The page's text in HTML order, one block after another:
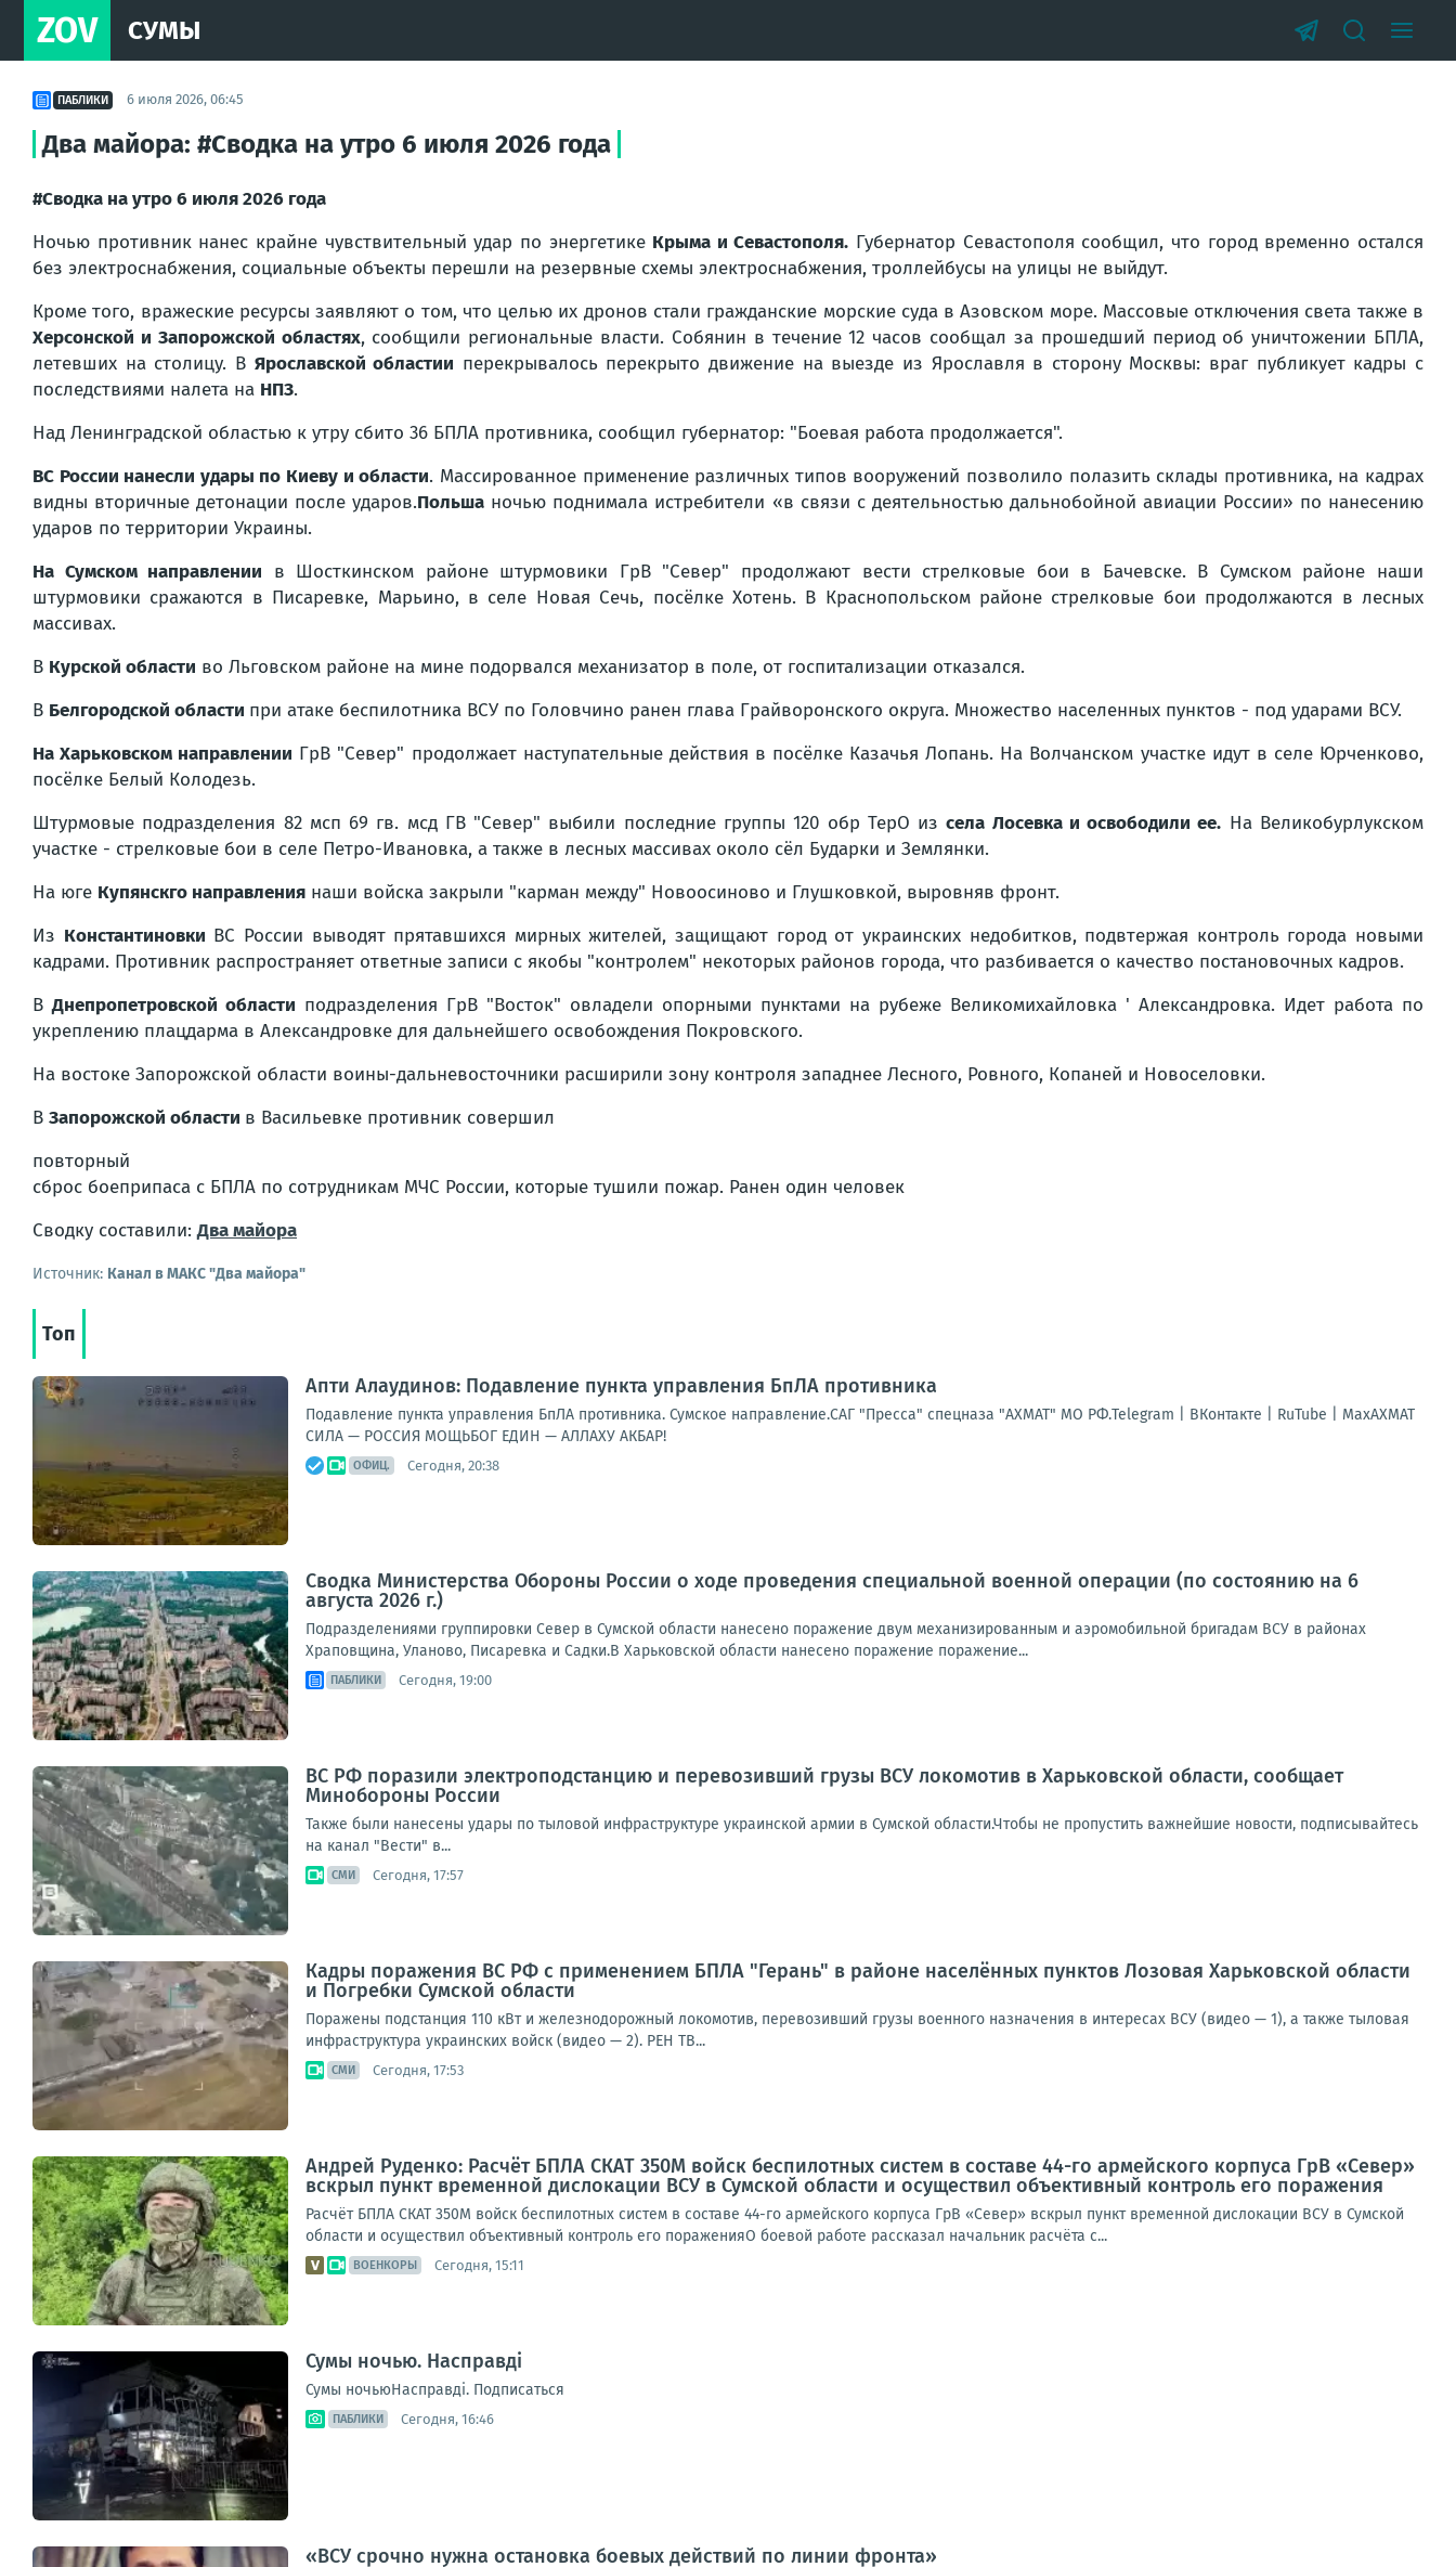
ZOV СУМЫ
ПАБЛИКИ 6 июля 2026, 06:45
Два майора: #Сводка на утро 6 июля 2026 года
#Сводка на утро 6 июля 2026 года
Ночью противник нанес крайне чувствительный удар по энергетике Крыма и Севастополя. Губернатор Севастополя сообщил, что город временно остался
без электроснабжения, социальные объекты перешли на резервные схемы электроснабжения, троллейбусы на улицы не выйдут.
Кроме того, вражеские ресурсы заявляют о том, что целью их дронов стали гражданские морские суда в Азовском море. Массовые отключения света также в
Херсонской и Запорожской областях, сообщили региональные власти. Собянин в течение 12 часов сообщал за прошедший период об уничтожении БПЛА,
летевших на столицу. В Ярославской областии перекрывалось перекрыто движение на выезде из Ярославля в сторону Москвы: враг публикует кадры с
последствиями налета на НПЗ.
Над Ленинградской областью к утру сбито 36 БПЛА противника, сообщил губернатор: "Боевая работа продолжается".
ВС России нанесли удары по Киеву и области. Массированное применение различных типов вооружений позволило полазить склады противника, на кадрах
видны вторичные детонации после ударов.Польша ночью поднимала истребители «в связи с деятельностью дальнобойной авиации России» по нанесению
ударов по территории Украины.
На Сумском направлении в Шосткинском районе штурмовики ГрВ "Север" продолжают вести стрелковые бои в Бачевске. В Сумском районе наши
штурмовики сражаются в Писаревке, Марьино, в селе Новая Сечь, посёлке Хотень. В Краснопольском районе стрелковые бои продолжаются в лесных
массивах.
В Курской области во Льговском районе на мине подорвался механизатор в поле, от госпитализации отказался.
В Белгородской области при атаке беспилотника ВСУ по Головчино ранен глава Грайворонского округа. Множество населенных пунктов - под ударами ВСУ.
На Харьковском направлении ГрВ "Север" продолжает наступательные действия в посёлке Казачья Лопань. На Волчанском участке идут в селе Юрченково,
посёлке Белый Колодезь.
Штурмовые подразделения 82 мсп 69 гв. мсд ГВ "Север" выбили последние группы 120 обр ТерО изсела Лосевка и освободили ее. На Великобурлукском
участке - стрелковые бои в селе Петро-Ивановка, а также в лесных массивах около сёл Бударки и Землянки.
На юге Купянскго направления наши войска закрыли "карман между" Новоосиново и Глушковкой, выровняв фронт.
Из Константиновки ВС России выводят прятавшихся мирных жителей, защищают город от украинских недобитков, подвтержая контроль города новыми
кадрами. Противник распространяет ответные записи с якобы "контролем" некоторых районов города, что разбивается о качество постановочных кадров.
ВДнепропетровской области подразделения ГрВ "Восток" овладели опорными пунктами на рубеже Великомихайловка ' Александровка. Идет работа по
укреплению плацдарма в Александровке для дальнейшего освобождения Покровского.
На востоке Запорожской области воины-дальневосточники расширили зону контроля западнее Лесного, Ровного, Копаней и Новоселовки.
В Запорожской области в Васильевке противник совершил
повторный
сброс боеприпаса с БПЛА по сотрудникам МЧС России, которые тушили пожар. Ранен один человек
Сводку составили:Два майора
Источник: Канал в МАКС "Два майора"
Топ
Апти Алаудинов: Подавление пункта управления БпЛА противника
Подавление пункта управления БпЛА противника. Сумское направление.САГ "Пресса" спецназа "АХМАТ" МО РФ.Telegram | ВКонтакте | RuTube | МахАХМАТ
СИЛА — РОССИЯ МОЩЬБОГ ЕДИН — АЛЛАХУ АКБАР!
ОФИЦ. Сегодня, 20:38
Сводка Министерства Обороны России о ходе проведения специальной военной операции (по состоянию на 6
августа 2026 г.)
Подразделениями группировки Север в Сумской области нанесено поражение двум механизированным и аэромобильной бригадам ВСУ в районах
Храповщина, Уланово, Писаревка и Садки.В Харьковской области нанесено поражение поражение...
ПАБЛИКИ Сегодня, 19:00
ВС РФ поразили электроподстанцию и перевозивший грузы ВСУ локомотив в Харьковской области, сообщает
Минобороны России
Также были нанесены удары по тыловой инфраструктуре украинской армии в Сумской области.Чтобы не пропустить важнейшие новости, подписывайтесь
на канал "Вести" в...
СМИ Сегодня, 17:57
Кадры поражения ВС РФ с применением БПЛА "Герань" в районе населённых пунктов Лозовая Харьковской области
и Погребки Сумской области
Поражены подстанция 110 кВт и железнодорожный локомотив, перевозивший грузы военного назначения в интересах ВСУ (видео — 1), а также тыловая
инфраструктура украинских войск (видео — 2). РЕН ТВ...
СМИ Сегодня, 17:53
Андрей Руденко: Расчёт БПЛА СКАТ 350М войск беспилотных систем в составе 44-го армейского корпуса ГрВ «Север»
вскрыл пункт временной дислокации ВСУ в Сумской области и осуществил объективный контроль его поражения
Расчёт БПЛА СКАТ 350М войск беспилотных систем в составе 44-го армейского корпуса ГрВ «Север» вскрыл пункт временной дислокации ВСУ в Сумской
области и осуществил объективный контроль его пораженияО боевой работе рассказал начальник расчёта с...
ВОЕНКОРЫ Сегодня, 15:11
Сумы ночью. Насправді
Сумы ночьюНасправді. Подписаться
ПАБЛИКИ Сегодня, 16:46
«ВСУ срочно нужна остановка боевых действий по линии фронта»